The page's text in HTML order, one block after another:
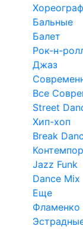
Бальные
Балет
Рок-н-
Джаз
Все
Street
Хип-хоп
Break
Jazz Funk
Dance Mix
Еще
Фламенко